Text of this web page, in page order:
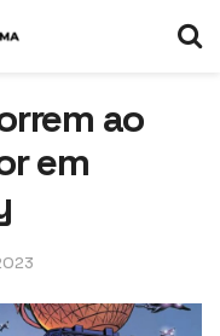
ao
em